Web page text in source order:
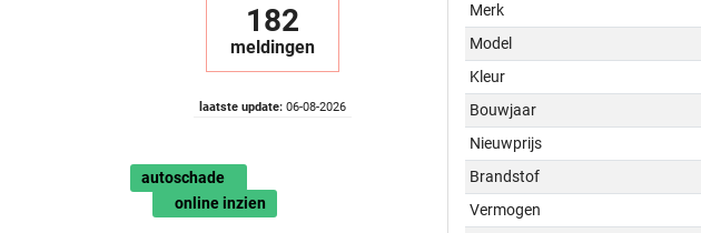
182
meldingen
laatste update:06-08-2026
autoschade
online inzien
Merk
Model
Kleur
Bouwjaar
Nieuwprijs
Brandstof
Vermogen